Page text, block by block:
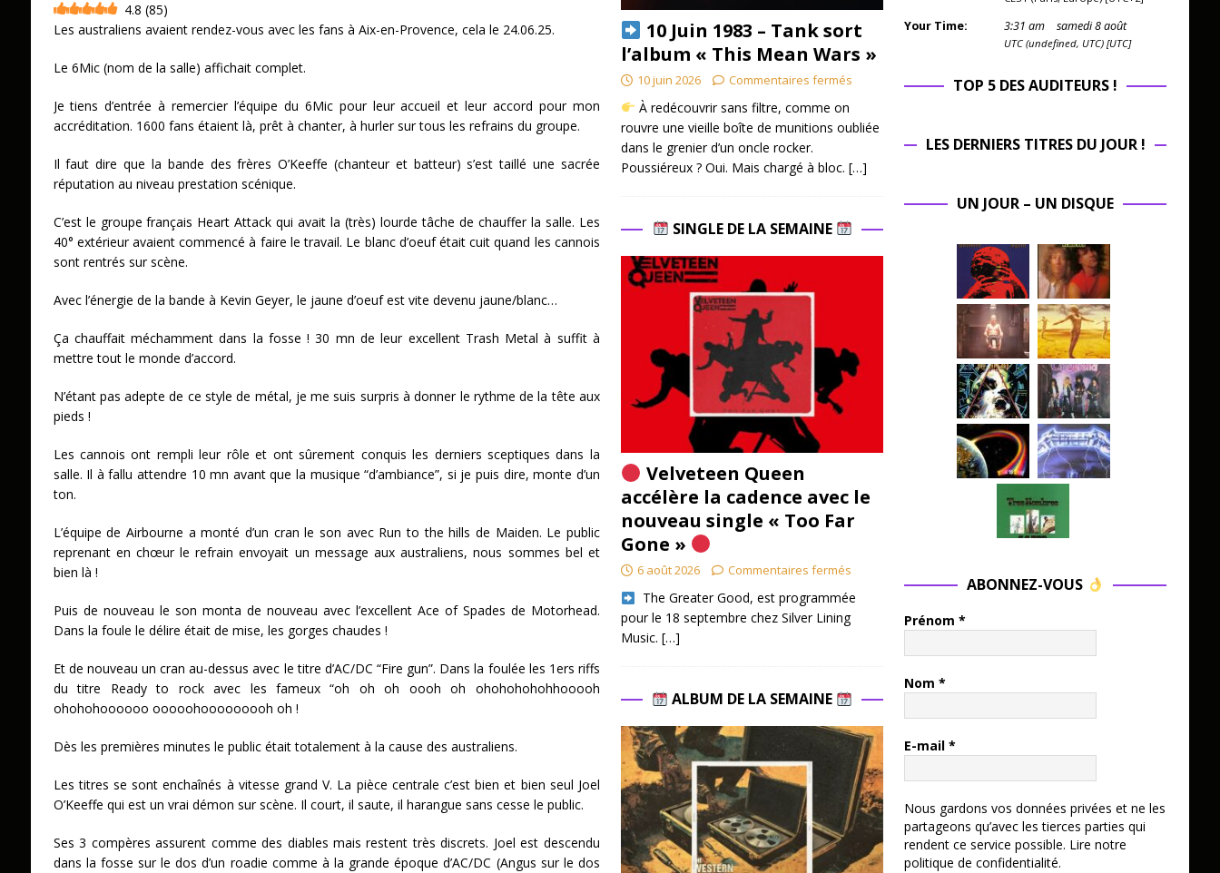
4.8 (85)
Les australiens avaient rendez-vous avec les fans à Aix-en-Provence, cela le 24.06.25.
Le 6Mic (nom de la salle) affichait complet.
Je tiens d’entrée à remercier l’équipe du 6Mic pour leur accueil et leur accord pour mon
accréditation. 1600 fans étaient là, prêt à chanter, à hurler sur tous les refrains du groupe.
Il faut dire que la bande des frères O’Keeffe (chanteur et batteur) s’est taillé une sacrée
réputation au niveau prestation scénique.
C’est le groupe français Heart Attack qui avait la (très) lourde tâche de chauffer la salle. Les
40° extérieur avaient commencé à faire le travail. Le blanc d’oeuf était cuit quand les cannois
sont rentrés sur scène.
Avec l’énergie de la bande à Kevin Geyer, le jaune d’oeuf est vite devenu jaune/blanc…
Ça chauffait méchamment dans la fosse ! 30 mn de leur excellent Trash Metal à suffit à
mettre tout le monde d’accord.
N’étant pas adepte de ce style de métal, je me suis surpris à donner le rythme de la tête aux
pieds !
Les cannois ont rempli leur rôle et ont sûrement conquis les derniers sceptiques dans la
salle. Il à fallu attendre 10 mn avant que la musique “d’ambiance”, si je puis dire, monte d’un
ton.
L’équipe de Airbourne a monté d’un cran le son avec Run to the hills de Maiden. Le public
reprenant en chœur le refrain envoyait un message aux australiens, nous sommes bel et
bien là !
Puis de nouveau le son monta de nouveau avec l’excellent Ace of Spades de Motorhead.
Dans la foule le délire était de mise, les gorges chaudes !
Et de nouveau un cran au-dessus avec le titre d’AC/DC “Fire gun”. Dans la foulée les 1ers riffs
du titre Ready to rock avec les fameux “oh oh oh oooh oh ohohohohohhooooh
ohohohoooooo ooooohooooooooh oh !
Dès les premières minutes le public était totalement à la cause des australiens.
Les titres se sont enchaînés à vitesse grand V. La pièce centrale c’est bien et bien seul Joel
O’Keeffe qui est un vrai démon sur scène. Il court, il saute, il harangue sans cesse le public.
Ses 3 compères assurent comme des diables mais restent très discrets. Joel est descendu
dans la fosse sur le dos d’un roadie comme à la grande époque d’AC/DC (Angus sur le dos
10 Juin 1983 – Tank sort
l’album « This Mean Wars »
10 juin 2026 Commentaires fermés
À redécouvrir sans filtre, comme on
rouvre une vieille boîte de munitions oubliée
dans le grenier d’un oncle rocker.
Poussiéreux ? Oui. Mais chargé à bloc. […]
SINGLE DE LA SEMAINE
Velveteen Queen
accélère la cadence avec le
nouveau single « Too Far
Gone »
6 août 2026 Commentaires fermés
​ The Greater Good, est programmée
pour le 18 septembre chez Silver Lining
Music. […]
ALBUM DE LA SEMAINE
Your Time: 3:31 am samedi 8 août
UTC (undefined, UTC) [UTC]
TOP 5 DES AUDITEURS !
LES DERNIERS TITRES DU JOUR !
UN JOUR – UN DISQUE
ABONNEZ-VOUS
Prénom *
Nom *
E-mail *
Nous gardons vos données privées et ne les
partageons qu’avec les tierces parties qui
rendent ce service possible. Lire notre
politique de confidentialité.